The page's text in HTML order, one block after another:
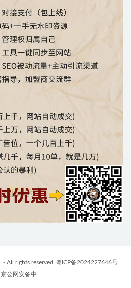
- All rights reserved 粤ICP备2024227646号
京公网安备中